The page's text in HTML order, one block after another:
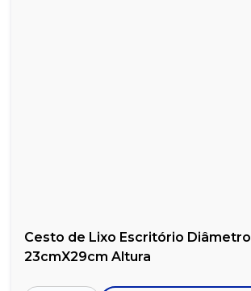
Cesto de Lixo Escritório Diâmetro
23cmX29cm Altura